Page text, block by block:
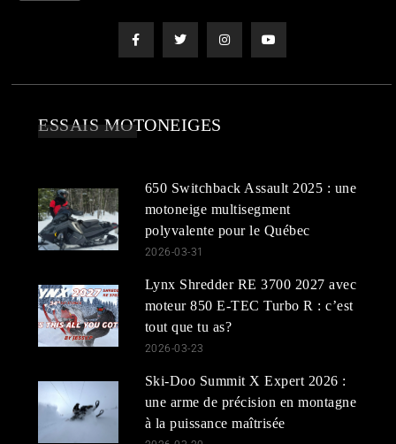
ESSAIS MOTONEIGES
650 Switchback Assault 2025 : une
motoneige multisegment
polyvalente pour le Québec
2026-03-31
Lynx Shredder RE 3700 2027 avec
moteur 850 E-TEC Turbo R : c’est
tout que tu as?
2026-03-23
Ski-Doo Summit X Expert 2026 :
une arme de précision en montagne
à la puissance maîtrisée